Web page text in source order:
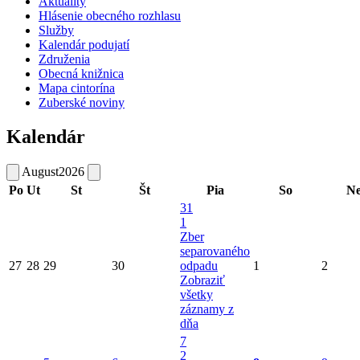
Hlásenie obecného rozhlasu
Služby
Kalendár podujatí
Združenia
Obecná knižnica
Mapa cintorína
Zuberské noviny
Kalendár
August2026
Po Ut St Št Pia So
27 28 29 30
31
1
Zber
separovaného
odpadu
Zobraziť
všetky
záznamy z
dňa
1 2
7
2